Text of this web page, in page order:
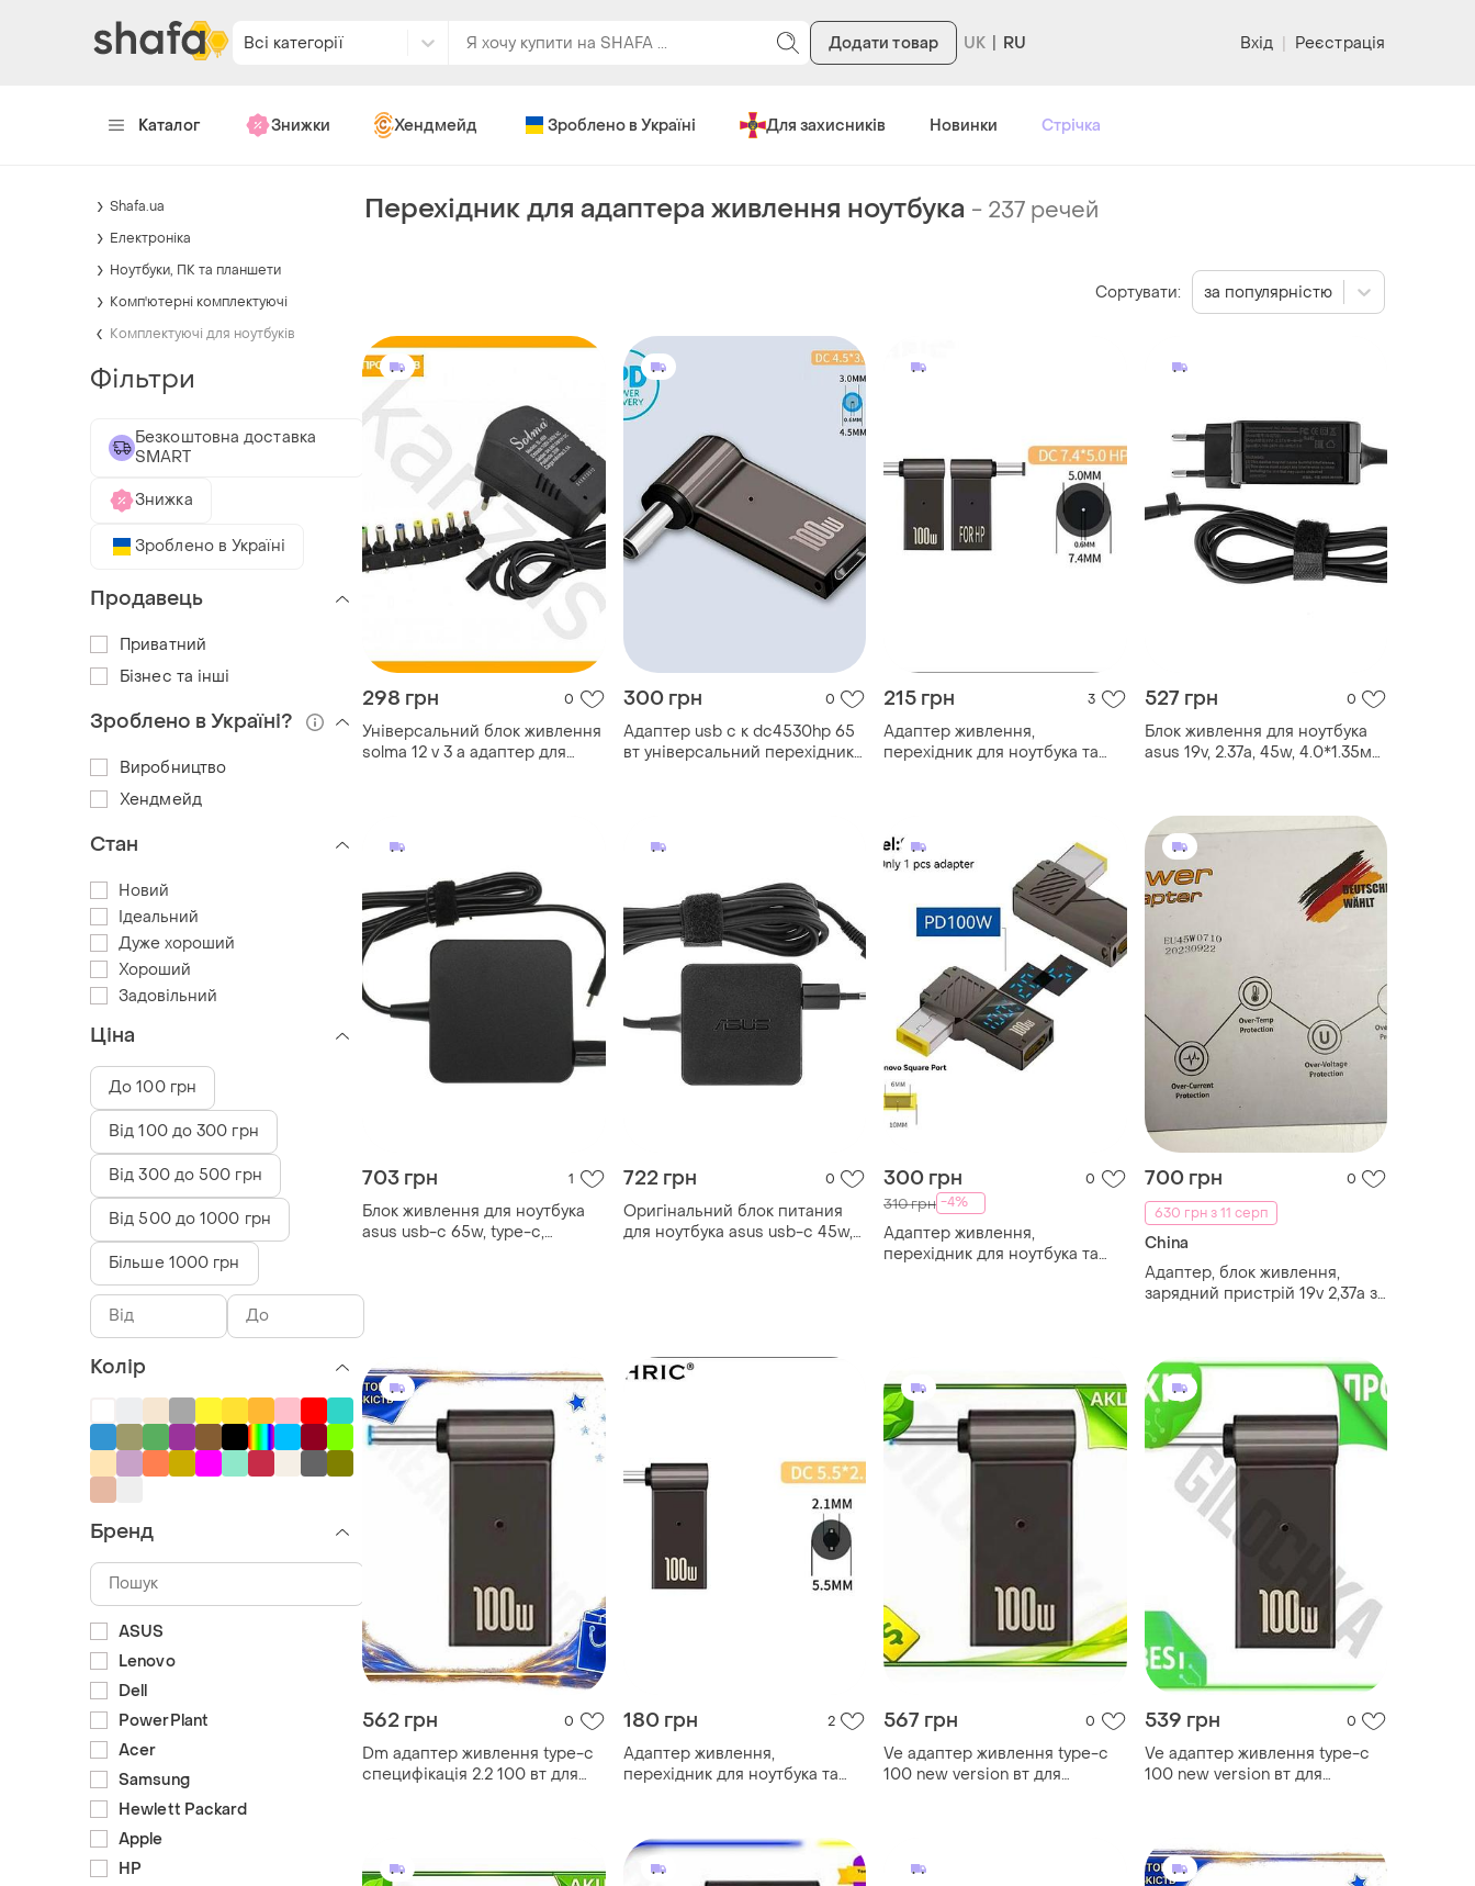
Всі категорії Додати товар RU Вхід | Реєстрація
Каталог Знижки Хендмейд Зроблено в Україні Для захисників Новинки Стрічка
Перехідник для адаптера живлення ноутбука - 237 речей
298 грн 0
Універсальний блок живлення
solma 12 v 3 a адаптер для
300 грн 0
Адаптер usb c к dc4530hp 65
вт універсальний перехідник
215 грн 3
Адаптер живлення,
перехідник для ноутбука та
100 вт
527 грн 0
Блок живлення для ноутбука
asus 19v, 2.37a, 45w, 4.0*1.35мм,
703 грн 1
Блок живлення для ноутбука
asus usb-c 65w, type-c,
722 грн 0
Оригінальний блок питания
для ноутбука asus usb-c 45w,
300 грн 0
310 грн -4%
Адаптер живлення,
перехідник для ноутбука та
700 грн
0
630 грн з 11 серп
China
Адаптер, блок живлення,
зарядний пристрій 19v 2,37a зі
562 грн 0
Dm адаптер живлення type-c
специфікація 2.2 100 вт для
180 грн 2
Адаптер живлення,
перехідник для ноутбука та
струму 100 вт. pd триrгер 100
w
567 грн 0
Ve адаптер живлення type-c
100 new version вт для
539 грн 0
Ve адаптер живлення type-c
100 new version вт для
Сортувати: за популярністю
Shafa.ua
Електроніка
Ноутбуки, ПК та планшети
Комп'ютерні комплектуючі
Комплектуючі для ноутбуків
Фільтри
Безкоштовна доставка
SMART
Знижка
Зроблено в Україні
Продавець
Приватний
Бізнес та інші
Зроблено в Україні?
Виробництво
Хендмейд
Стан
Новий
Ідеальний
Дуже хороший
Хороший
Задовільний
Ціна
До 100 грн
Від 100 до 300 грн
Від 300 до 500 грн
Від 500 до 1000 грн
Більше 1000 грн
Колір
Бренд
ASUS
Lenovo
Dell
PowerPlant
Acer
Samsung
Hewlett Packard
Apple
HP